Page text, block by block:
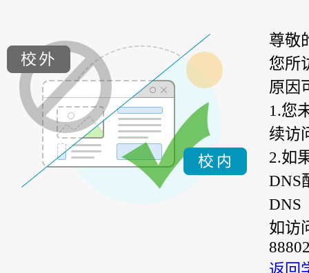
尊敬
您所
原因
1.您
续访
2.如
DNS
DNS
如访